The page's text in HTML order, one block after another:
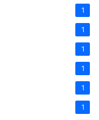
1
1
1
1
1
1